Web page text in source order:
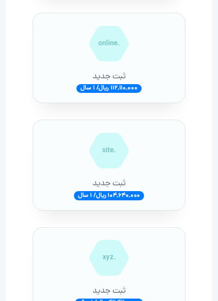
.online
ثبت جدید
112,110,000 ریال/ 1 سال
.site
ثبت جدید
104,640,000 ریال/ 1 سال
.xyz
ثبت جدید